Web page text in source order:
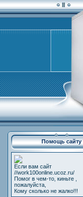
Помощь сайту
Если вам сайт
//work100online.ucoz.ru/
Помог в чем-то, киньте ,
пожалуйста,
Кому сколько не жалко!!!